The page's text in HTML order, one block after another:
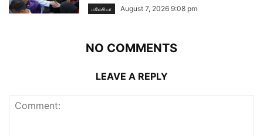
மலேசியா August 7, 2026 9:08 pm
NO COMMENTS
LEAVE A REPLY